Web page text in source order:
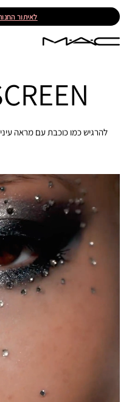
לאיתור
להרגיש כמו כוכבת עם מראה